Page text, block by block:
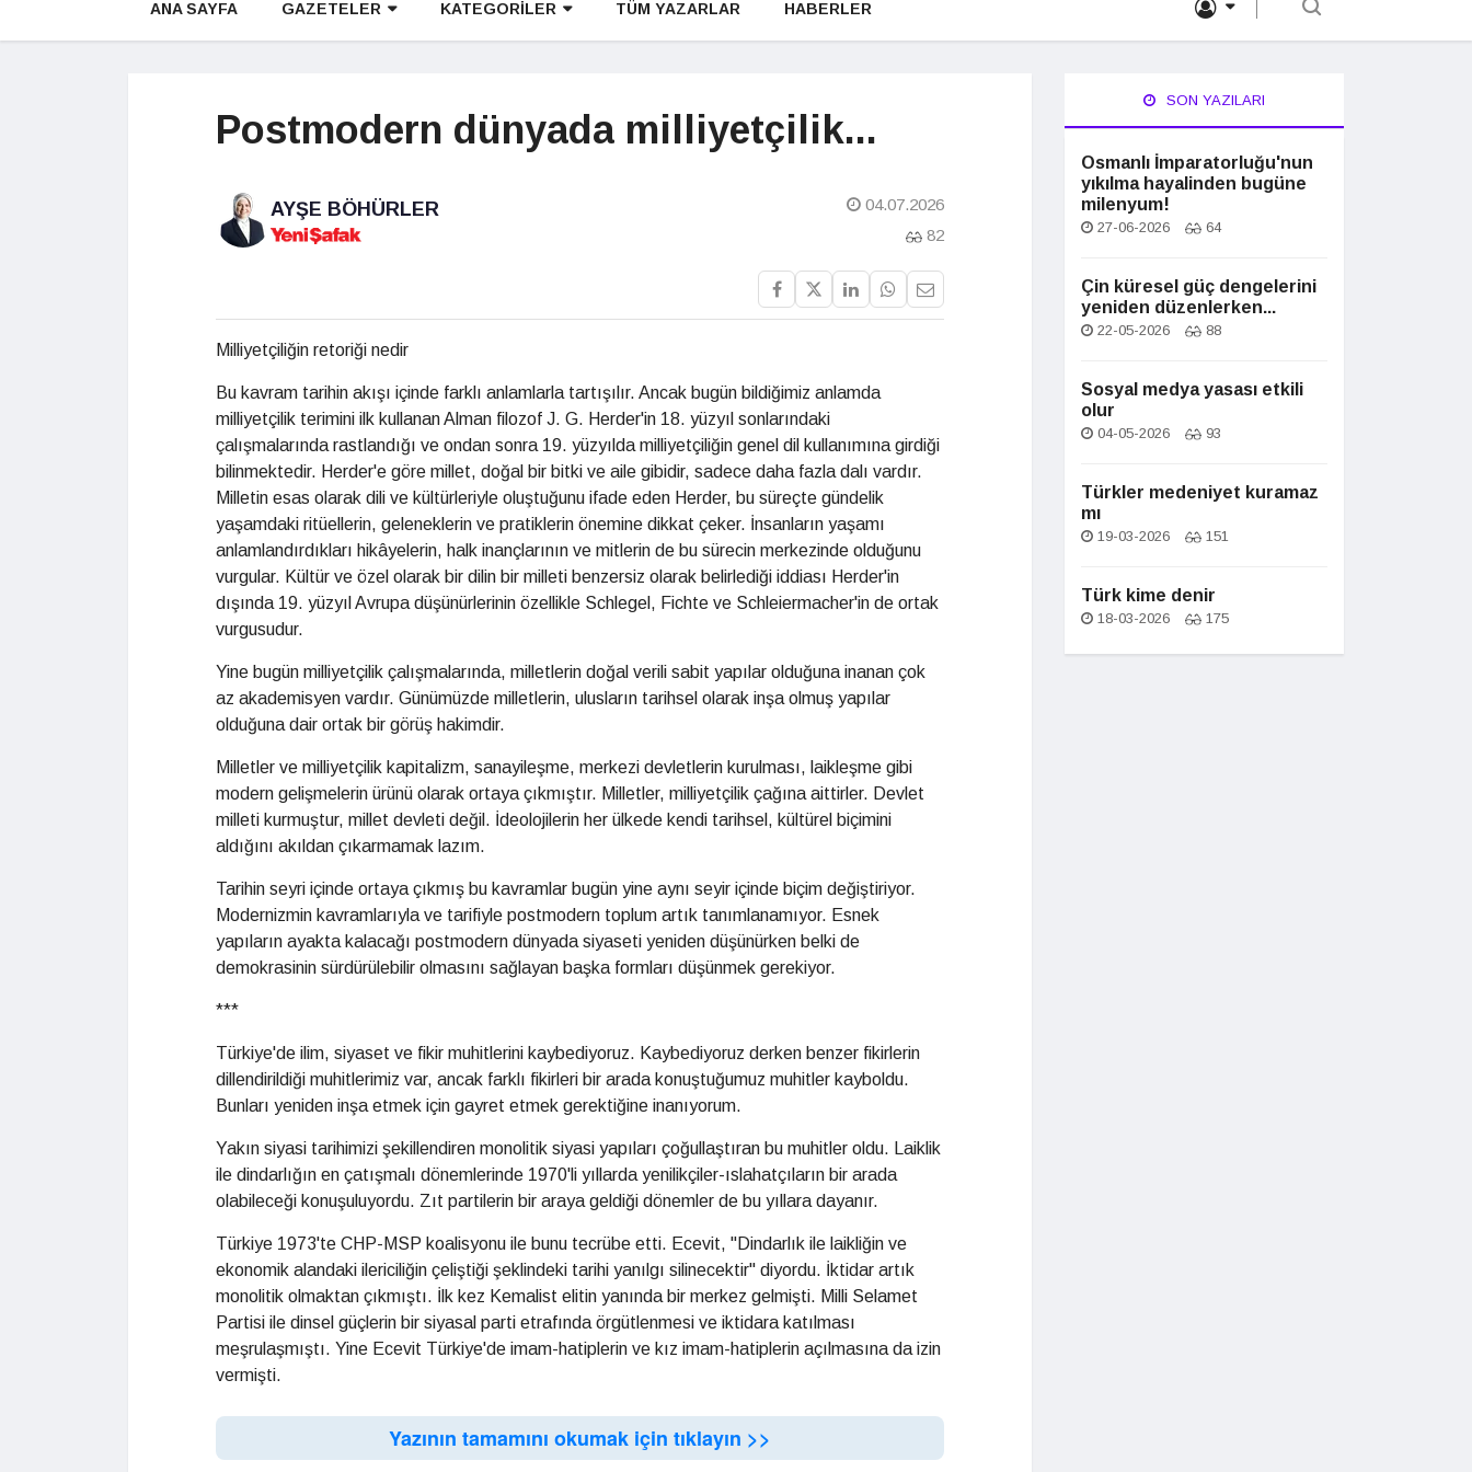
ANA SAYFA GAZETELER KATEGORİLER TÜM YAZARLAR HABERLER
Postmodern dünyada milliyetçilik...
AYŞE BÖHÜRLER
04.07.2026
82
Milliyetçiliğin retoriği nedir
Bu kavram tarihin akışı içinde farklı anlamlarla tartışılır. Ancak bugün bildiğimiz anlamda
milliyetçilik terimini ilk kullanan Alman filozof J. G. Herder'in 18. yüzyıl sonlarındaki
çalışmalarında rastlandığı ve ondan sonra 19. yüzyılda milliyetçiliğin genel dil kullanımına girdiği
bilinmektedir. Herder'e göre millet, doğal bir bitki ve aile gibidir, sadece daha fazla dalı vardır.
Milletin esas olarak dili ve kültürleriyle oluştuğunu ifade eden Herder, bu süreçte gündelik
yaşamdaki ritüellerin, geleneklerin ve pratiklerin önemine dikkat çeker. İnsanların yaşamı
anlamlandırdıkları hikâyelerin, halk inançlarının ve mitlerin de bu sürecin merkezinde olduğunu
vurgular. Kültür ve özel olarak bir dilin bir milleti benzersiz olarak belirlediği iddiası Herder'in
dışında 19. yüzyıl Avrupa düşünürlerinin özellikle Schlegel, Fichte ve Schleiermacher'in de ortak
vurgusudur.
Yine bugün milliyetçilik çalışmalarında, milletlerin doğal verili sabit yapılar olduğuna inanan çok
az akademisyen vardır. Günümüzde milletlerin, ulusların tarihsel olarak inşa olmuş yapılar
olduğuna dair ortak bir görüş hakimdir.
Milletler ve milliyetçilik kapitalizm, sanayileşme, merkezi devletlerin kurulması, laikleşme gibi
modern gelişmelerin ürünü olarak ortaya çıkmıştır. Milletler, milliyetçilik çağına aittirler. Devlet
milleti kurmuştur, millet devleti değil. İdeolojilerin her ülkede kendi tarihsel, kültürel biçimini
aldığını akıldan çıkarmamak lazım.
Tarihin seyri içinde ortaya çıkmış bu kavramlar bugün yine aynı seyir içinde biçim değiştiriyor.
Modernizmin kavramlarıyla ve tarifiyle postmodern toplum artık tanımlanamıyor. Esnek
yapıların ayakta kalacağı postmodern dünyada siyaseti yeniden düşünürken belki de
demokrasinin sürdürülebilir olmasını sağlayan başka formları düşünmek gerekiyor.
***
Türkiye'de ilim, siyaset ve fikir muhitlerini kaybediyoruz. Kaybediyoruz derken benzer fikirlerin
dillendirildiği muhitlerimiz var, ancak farklı fikirleri bir arada konuştuğumuz muhitler kayboldu.
Bunları yeniden inşa etmek için gayret etmek gerektiğine inanıyorum.
Yakın siyasi tarihimizi şekillendiren monolitik siyasi yapıları çoğullaştıran bu muhitler oldu. Laiklik
ile dindarlığın en çatışmalı dönemlerinde 1970'li yıllarda yenilikçiler-ıslahatçıların bir arada
olabileceği konuşuluyordu. Zıt partilerin bir araya geldiği dönemler de bu yıllara dayanır.
Türkiye 1973'te CHP-MSP koalisyonu ile bunu tecrübe etti. Ecevit, "Dindarlık ile laikliğin ve
ekonomik alandaki ilericiliğin çeliştiği şeklindeki tarihi yanılgı silinecektir" diyordu. İktidar artık
monolitik olmaktan çıkmıştı. İlk kez Kemalist elitin yanında bir merkez gelmişti. Milli Selamet
Partisi ile dinsel güçlerin bir siyasal parti etrafında örgütlenmesi ve iktidara katılması
meşrulaşmıştı. Yine Ecevit Türkiye'de imam-hatiplerin ve kız imam-hatiplerin açılmasına da izin
vermişti.
Yazının tamamını okumak için tıklayın >>
SON YAZILARI
Osmanlı İmparatorluğu'nun
yıkılma hayalinden bugüne
milenyum!
27-06-2026 64
Çin küresel güç dengelerini
yeniden düzenlerken...
22-05-2026 88
Sosyal medya yasası etkili
olur
04-05-2026 93
Türkler medeniyet kuramaz
mı
19-03-2026 151
Türk kime denir
18-03-2026 175